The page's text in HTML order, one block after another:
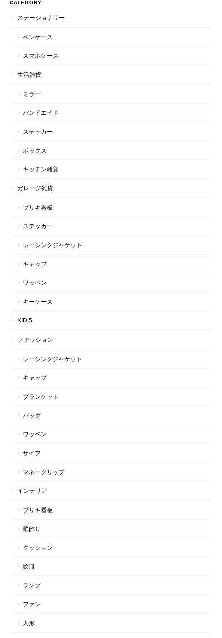
CATEGORY
ステーショナリー
ペンケース
スマホケース
生活雑貨
ミラー
バンドエイド
ステッカー
ボックス
キッチン雑貨
ガレージ雑貨
ブリキ看板
ステッカー
レーシングジャケット
キャップ
ワッペン
キーケース
KID'S
ファッション
レーシングジャケット
キャップ
ブランケット
バッグ
ワッペン
サイフ
マネークリップ
インテリア
ブリキ看板
壁飾り
クッション
絵皿
ランプ
ファン
人形